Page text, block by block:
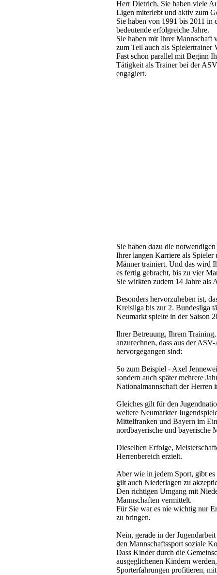
Herr Dietrich, Sie haben viele
Ligen miterlebt und aktiv zum
Sie haben von 1991 bis 2011 in
bedeutende erfolgreiche Jahre.
Sie haben mit Ihrer Mannschaft
zum Teil auch als Spielertrainer
Fast schon parallel mit Beginn
Tätigkeit als Trainer bei der
engagiert.
Sie haben dazu die
Ihrer langen Karriere als Spieler
Männer trainiert. Und das wird
es fertig gebracht, bis zu vier
Sie wirkten zudem 14 Jahre als
Besonders hervorzuheben ist,
Kreisliga bis zur 2. Bundesliga
Neumarkt spielte in der Saison
Ihrer Betreuung, Ihrem
anzurechnen, dass aus der
hervorgegangen sind:
So zum Beispiel - Axel
sondern auch später mehrere
Nationalmannschaft der Herren
Gleiches gilt für den
weitere Neumarkter
Mittelfranken und Bayern im
nordbayerische und bayerische
Dieselben Erfolge,
Herrenbereich erzielt.
Aber wie in jedem Sport, gibt
gilt auch Niederlagen zu
Den richtigen Umgang mit
Mannschaften vermittelt.
Für Sie war es nie wichtig nur
zu bringen.
Nein, gerade in der
den Mannschaftssport soziale
Dass Kinder durch die
ausgeglichenen Kindern
Sporterfahrungen profitieren,